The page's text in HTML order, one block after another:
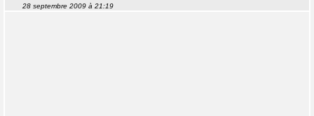
28 septembre 2009 à 21:19